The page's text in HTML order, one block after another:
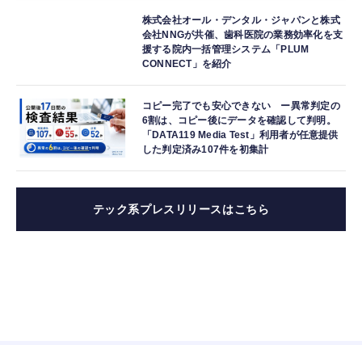
株式会社オール・デンタル・ジャパンと株式
会社NNGが共催、歯科医院の業務効率化を支
援する院内一括管理システム「PLUM
CONNECT」を紹介
コピー完了でも安心できない ー異常判定の
6割は、コピー後にデータを確認して判明。
「DATA119 Media Test」利用者が任意提供
した判定済み107件を初集計
テック系プレスリリースはこちら